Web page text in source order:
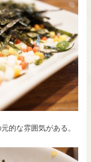
的な雰囲気がある。